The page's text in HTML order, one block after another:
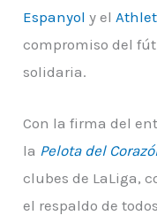
Espanyol y el
compromiso del
solidaria.
Con la firma del
la Pelota del
clubes de LaLiga,
el respaldo de